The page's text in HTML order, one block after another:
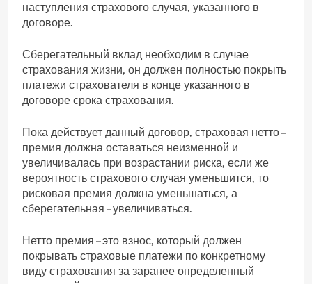
наступления страхового случая, указанного в
договоре.
Сберегательный вклад необходим в случае
страхования жизни, он должен полностью покрыть
платежи страхователя в конце указанного в
договоре срока страхования.
Пока действует данный договор, страховая нетто –
премия должна оставаться неизменной и
увеличивалась при возрастании риска, если же
вероятность страхового случая уменьшится, то
рисковая премия должна уменьшаться, а
сберегательная – увеличиваться.
Нетто премия – это взнос, который должен
покрывать страховые платежи по конкретному
виду страхования за заранее определенный